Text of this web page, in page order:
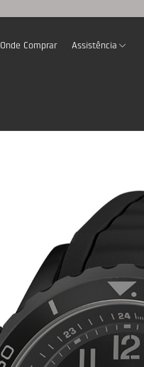
Onde Comprar Assistência